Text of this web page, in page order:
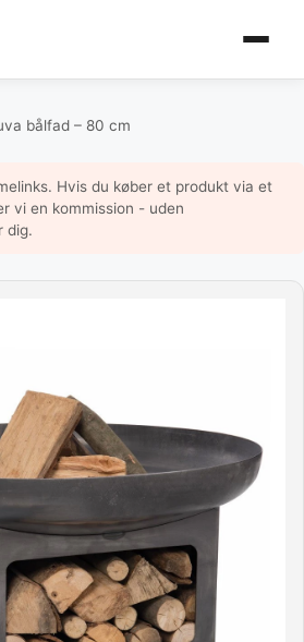
bålfad – 80 cm
Hvis du køber et produkt via et
vi en kommission - uden
dig.